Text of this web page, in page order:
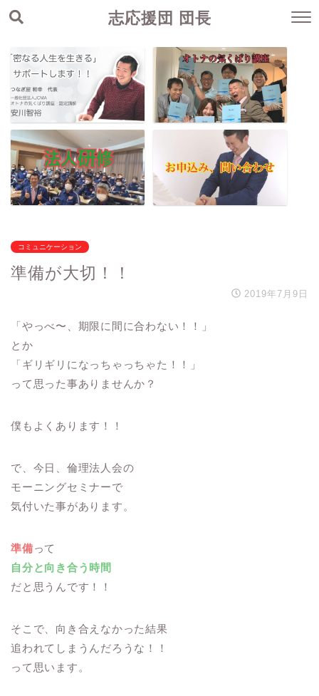
志応援団 団長
コミュニケーション
準備が大切！！
2019年7月9日
「やっべ〜、期限に間に合わない！！」
とか
「ギリギリになっちゃっちゃた！！」
って思った事ありませんか？
僕もよくあります！！
で、今日、倫理法人会の
モーニングセミナーで
気付いた事があります。
準備って
自分と向き合う時間
だと思うんです！！
そこで、向き合えなかった結果
追われてしまうんだろうな！！
って思います。